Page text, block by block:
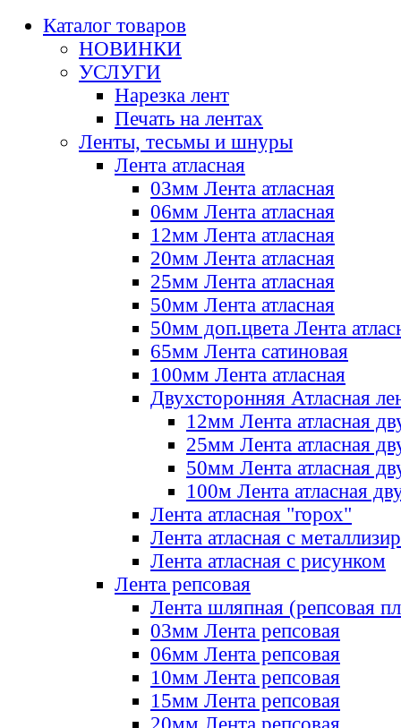
Каталог товаров
НОВИНКИ
УСЛУГИ
Нарезка лент
Печать на лентах
Ленты, тесьмы и шнуры
Лента атласная
03мм Лента атласная
06мм Лента атласная
12мм Лента атласная
20мм Лента атласная
25мм Лента атласная
50мм Лента атласная
50мм доп.цвета Лента
65мм Лента сатиновая
100мм Лента атласная
Двухсторонняя Атласная
12мм Лента атласная
25мм Лента атласная
50мм Лента атласная
100м Лента атласная
Лента атласная "горох"
Лента атласная с
Лента атласная с рисунком
Лента репсовая
Лента шляпная (репсовая
03мм Лента репсовая
06мм Лента репсовая
10мм Лента репсовая
15мм Лента репсовая